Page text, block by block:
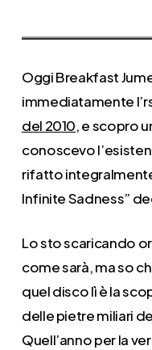
Oggi Breakfast
immediatamente
del 2010, e scopro
conoscevo
rifatto
Infinite Sadness”
Lo sto scaricando
come sarà, ma so
quel disco lì è la
delle pietre miliari
Quell’anno per la